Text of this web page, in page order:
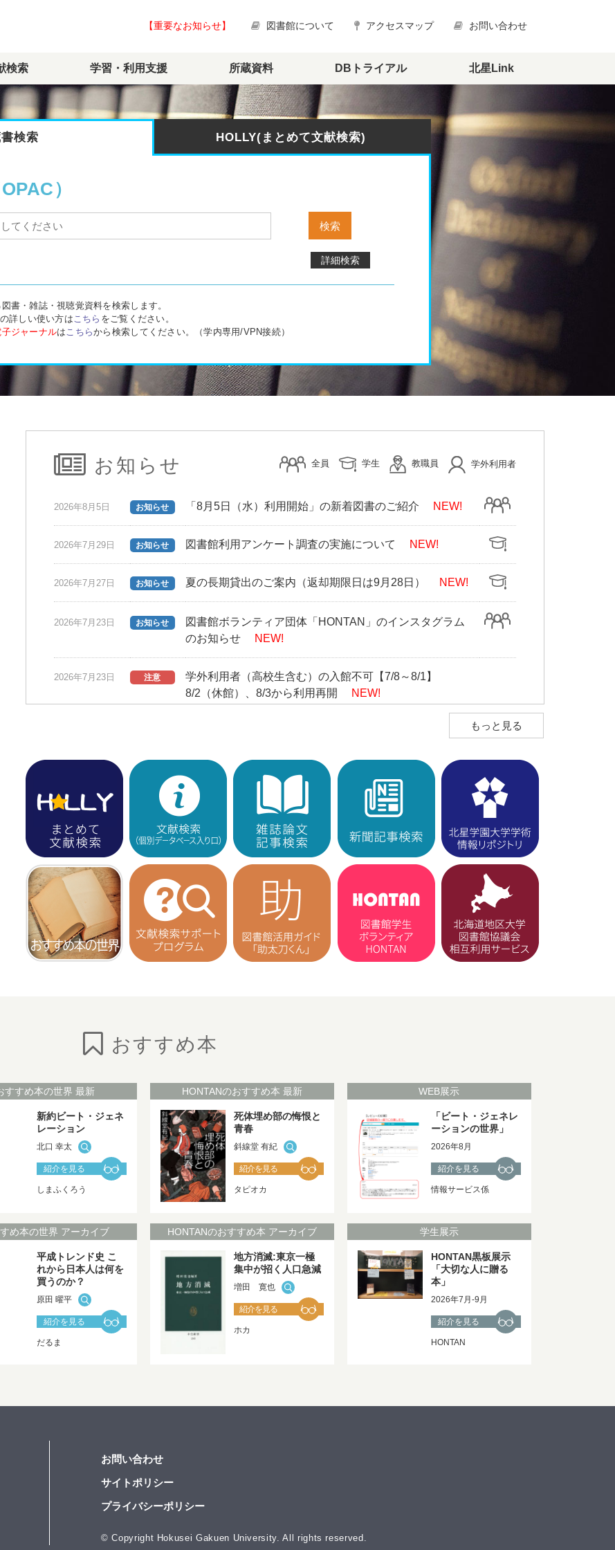
【重要なお知らせ】 図書館について アクセスマップ お問い合わせ
検索 学習・利用支援 所蔵資料 DBトライアル 北星Link
検索
）
詳細検索
書・雑誌・視聴覚資料を検索します。
詳しい使い方はこちら をご覧ください。
子ジャーナルはこちらから検索してください。（学内専用/VPN接続）
HOLLY(まとめて文献検索)
お知らせ 全員 学生 教職員 学外利用者
2026年8月5日 お知らせ 「8月5日（水）利用開始」の新着図書のご紹介 NEW!
2026年7月29日 お知らせ 図書館利用アンケート調査の実施について NEW!
2026年7月27日 お知らせ 夏の長期貸出のご案内（返却期限日は9月28日） NEW!
2026年7月23日 お知らせ
図書館ボランティア団体「HONTAN」のインスタグラム
のお知らせ
NEW!
2026年7月23日 注意
学外利用者（高校生含む）の入館不可【7/8～8/1】
8/2（休館）、8/3から利用再開
NEW!
としょかんニュースの発行（No.325★2026 Summer）
NEW!
2026年7月1日 お知らせ HONTAN黒板展示が更新されました！！
2026年7月1日 お知らせ
Westlaw Japan 判例・法令関係データベーストライアル
のお知らせ（9/30まで）
NEW!
2026年6月30日
2025年度 修士論文及び卒業論文の利用開始について
NEW!
もっと見る
おすすめ本
すすめ本の世界 最新
新約ビート・ジェネ
レーション
北口 幸太
紹介を見る
しまふくろう
HONTANのおすすめ本 最新
死体埋め部の悔恨と
青春
斜線堂 有紀
紹介を見る
タピオカ
WEB展示
「ビート・ジェネレ
ーションの世界」
2026年8月
紹介を見る
情報サービス係
め本の世界 アーカイブ
平成トレンド史 こ
れから日本人は何を
買うのか？
原田 曜平
紹介を見る
だるま
HONTANのおすすめ本 アーカイブ
地方消滅:東京一極
集中が招く人口急減
増田 寛也
紹介を見る
ホカ
学生展示
HONTAN黒板展示
「大切な人に贈る
本」
2026年7月-9月
紹介を見る
HONTAN
お問い合わせ
サイトポリシー
プライバシーポリシー
© Copyright Hokusei Gakuen University. All rights reserved.